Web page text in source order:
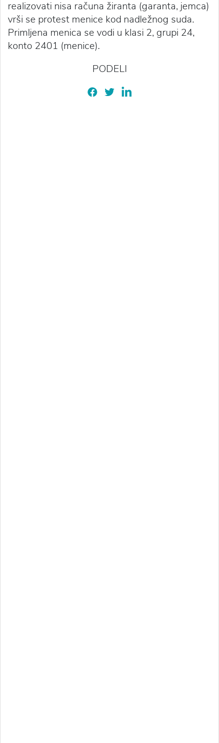
realizovati nisa računa žiranta (garanta, jemca)
vrši se protest menice kod nadležnog suda.
Primljena menica se vodi u klasi 2, grupi 24,
konto 2401 (menice).
PODELI